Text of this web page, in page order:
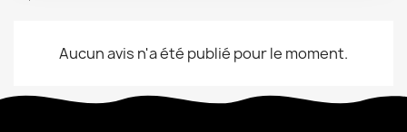
Aucun avis n'a été publié pour le moment.